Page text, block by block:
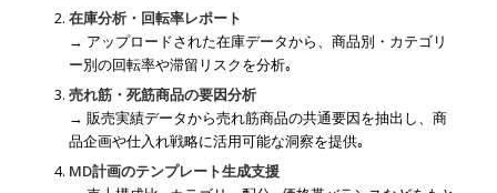
在庫分析・回転率レポート
→ アップロードされた在庫データから、商品別・カテゴリ
ー別の回転率や滞留リスクを分析｡
売れ筋・死筋商品の要因分析
→ 販売実績データから売れ筋商品の共通要因を抽出し、商
品企画や仕入れ戦略に活用可能な洞察を提供｡
MD計画のテンプレート生成支援